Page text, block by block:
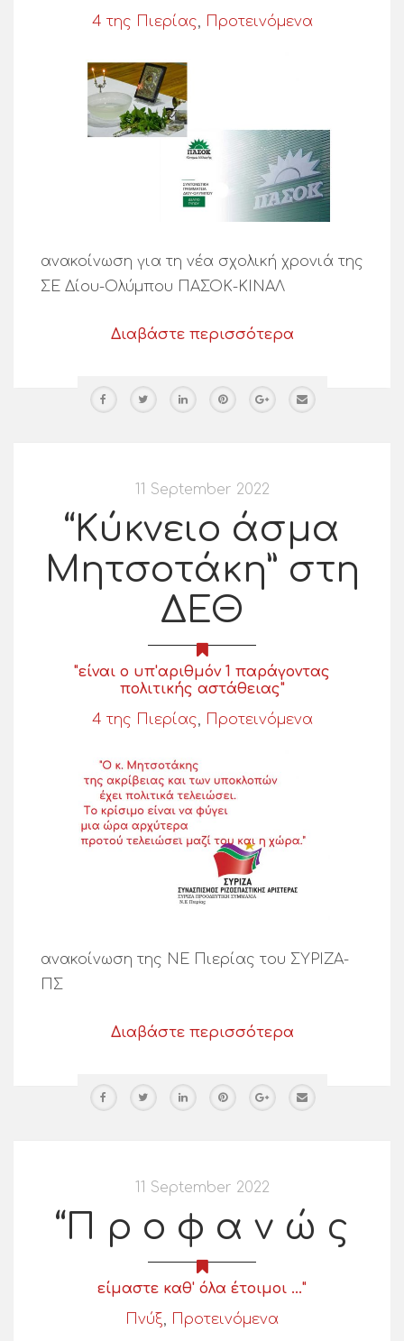
4 της Πιερίας, Προτεινόμενα
ανακοίνωση για τη νέα σχολική χρονιά της
ΣΕ Δίου-Ολύμπου ΠΑΣΟΚ-ΚΙΝΑΛ
Διαβάστε περισσότερα
11 September 2022
“Κύκνειο άσμα
Μητσοτάκη” στη
ΔΕΘ
"είναι ο υπ'αριθμόν 1 παράγοντας
πολιτικής αστάθειας"
4 της Πιερίας, Προτεινόμενα
ανακοίνωση της ΝΕ Πιερίας του ΣΥΡΙΖΑ-
ΠΣ
Διαβάστε περισσότερα
11 September 2022
“Π ρ ο φ α ν ώ ς
είμαστε καθ' όλα έτοιμοι ..."
Πνύξ, Προτεινόμενα